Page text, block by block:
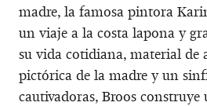
madre, la famosa pintora
un viaje a la costa lapona y
su vida cotidiana, material de
pictórica de la madre y un
cautivadoras, Broos